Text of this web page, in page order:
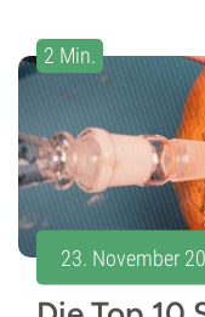
2 Min.
23. November